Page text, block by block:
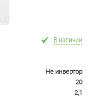
В наличии
Не инвертор
20
2,1